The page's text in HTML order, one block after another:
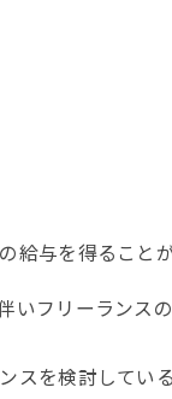
与を得るこ
フリーランス
を検討して